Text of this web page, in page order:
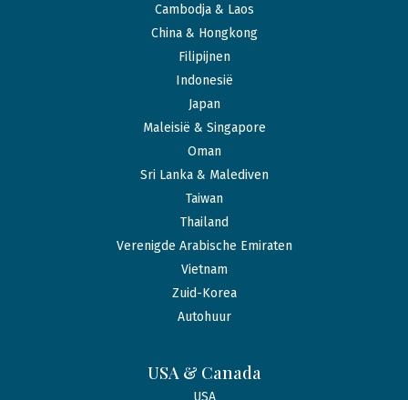
Cambodja & Laos
China & Hongkong
Filipijnen
Indonesië
Japan
Maleisië & Singapore
Oman
Sri Lanka & Malediven
Taiwan
Thailand
Verenigde Arabische Emiraten
Vietnam
Zuid-Korea
Autohuur
USA & Canada
USA